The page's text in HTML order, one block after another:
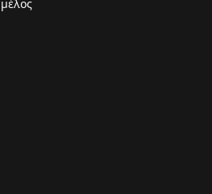
μέλος